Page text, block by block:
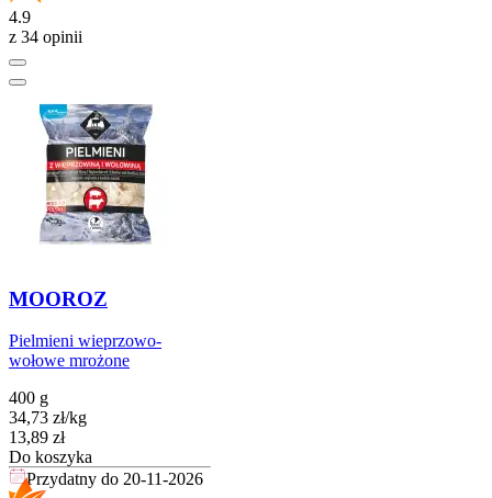
4.9
z 34 opinii
MOOROZ
Pielmieni wieprzowo-
wołowe mrożone
400 g
34,73 zł/kg
Cena
13,89 zł
Do koszyka
Przydatny do 20-11-2026